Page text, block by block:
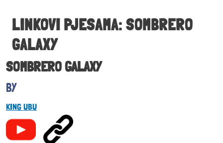
LINKOVI PJESAMA: SOMBRERO
GALAXY
SOMBRERO GALAXY
KING UBU